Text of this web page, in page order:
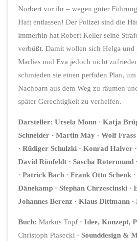
Norbert vor ihr – wegen guter
Haft entlassen! Der Polizei sind die
immerhin hat Robert Keller seine
verbüßt. Damit wollen sich Helga und
Marlies und Eva jedoch nicht
schmieden sie einen perfiden Plan,
Nachbarn aus dem Weg zu räumen
später Gerechtigkeit zu verhelfen.
Darsteller: Ursela Monn · Katja
Schneider · Martin May · Wolf Frass
· Rüdiger Schulzki · Konrad Halver
David Rönfeldt · Sascha Rotermund
· Patrick Bach · Frank Otto Schenk
Dänekamp · Stephan Chrzescinski ·
Johannes Berenz · Klaus Dittmann
Buch:Markus Topf ·Idee, Konzept,
Christoph Piasecki ·Sounddesign &